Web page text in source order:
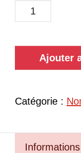
Ajouter
Catégorie :